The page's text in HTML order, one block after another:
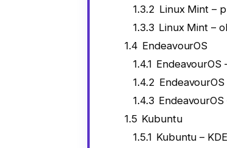
1.3.2 Linux Mint –
1.3.3 Linux Mint –
1.4 EndeavourOS
1.4.1
1.4.2
1.4.3
1.5 Kubuntu
1.5.1 Kubuntu –